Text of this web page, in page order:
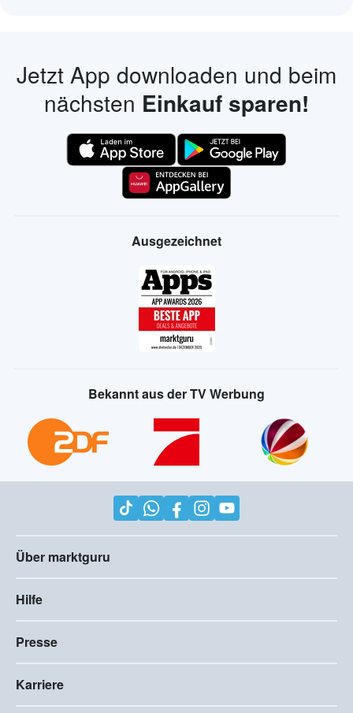
Jetzt App downloaden und beim
nächsten Einkauf sparen!
Ausgezeichnet
Bekannt aus der TV Werbung
Über marktguru
Hilfe
Presse
Karriere